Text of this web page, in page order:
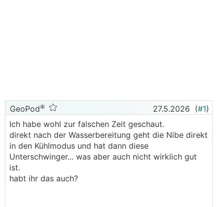
GeoPod 27.5.2026 (#1)
Ich habe wohl zur falschen Zeit geschaut.
direkt nach der Wasserbereitung geht die Nibe direkt
in den Kühlmodus und hat dann diese
Unterschwinger... was aber auch nicht wirklich gut
ist.
habt ihr das auch?